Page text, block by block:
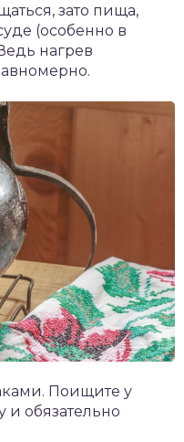
зато пища,
(особенно в
нагрев
Поищите у
и обязательно